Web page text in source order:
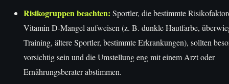
Risikogruppen beachten: Sportler, die bestimmte
Vitamin D-Mangel aufweisen (z. B. dunkle Hautfarbe,
Training, ältere Sportler, bestimmte Erkrankungen), sollten
vorsichtig sein und die Umstellung eng mit einem Arzt oder
Ernährungsberater abstimmen.